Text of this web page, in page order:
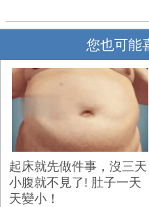
您也可能
起床就先做件事，沒三天
小腹就不見了! 肚子一天
天變小！